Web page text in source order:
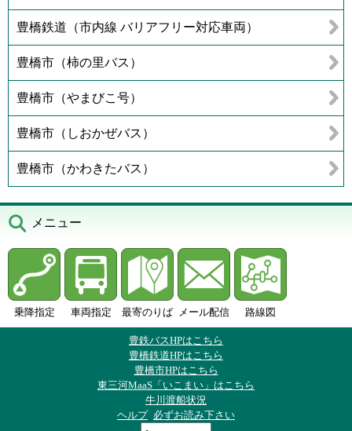
豊橋鉄道（市内線 バリアフリー対応車両）
豊橋市（柿の里バス）
豊橋市（やまびこ号）
豊橋市（しおかぜバス）
豊橋市（かわきたバス）
メニュー
乗降指定 車両指定 最寄のりば メール配信 路線図
豊鉄バスHPはこちら
豊橋鉄道HPはこちら
豊橋市HPはこちら
東三河MaaS「いこまい」はこちら
牛川渡船状況
ヘルプ 必ずお読み下さい